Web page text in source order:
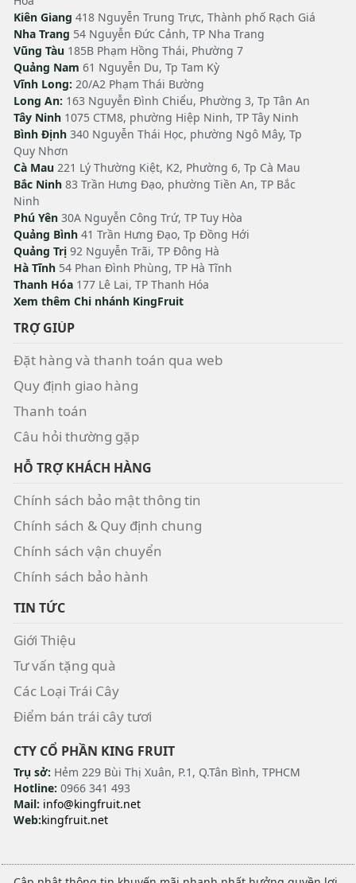
Kiên Giang 418 Nguyễn Trung Trực, Thành phố Rạch Giá
Nha Trang 54 Nguyễn Đức Cảnh, TP Nha Trang
Vũng Tàu 185B Phạm Hồng Thái, Phường 7
Quảng Nam 61 Nguyễn Du, Tp Tam Kỳ
Vĩnh Long: 20/A2 Phạm Thái Bường
Long An: 163 Nguyễn Đình Chiểu, Phường 3, Tp Tân An
Tây Ninh 1075 CTM8, phường Hiệp Ninh, TP Tây Ninh
Bình Định 340 Nguyễn Thái Học, phường Ngô Mây, Tp
Quy Nhơn
Cà Mau 221 Lý Thường Kiệt, K2, Phường 6, Tp Cà Mau
Bắc Ninh 83 Trần Hưng Đạo, phường Tiền An, TP Bắc
Ninh
Phú Yên 30A Nguyễn Công Trứ, TP Tuy Hòa
Quảng Bình 41 Trần Hưng Đạo, Tp Đồng Hới
Quảng Trị 92 Nguyễn Trãi, TP Đông Hà
Hà Tĩnh 54 Phan Đình Phùng, TP Hà Tĩnh
Thanh Hóa 177 Lê Lai, TP Thanh Hóa
Xem thêm Chi nhánh KingFruit
TRỢ GIÚP
Đặt hàng và thanh toán qua web
Quy định giao hàng
Thanh toán
Câu hỏi thường gặp
HỖ TRỢ KHÁCH HÀNG
Chính sách bảo mật thông tin
Chính sách & Quy định chung
Chính sách vận chuyển
Chính sách bảo hành
TIN TỨC
Giới Thiệu
Tư vấn tặng quà
Các Loại Trái Cây
Điểm bán trái cây tươi
CTY CỔ PHẦN KING FRUIT
Trụ sở: Hẻm 229 Bùi Thị Xuân, P.1, Q.Tân Bình, TPHCM
Hotline: 0966 341 493
Mail: info@kingfruit.net
Web:kingfruit.net